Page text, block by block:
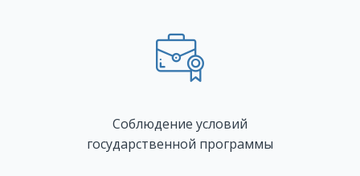
Соблюдение условий
государственной программы